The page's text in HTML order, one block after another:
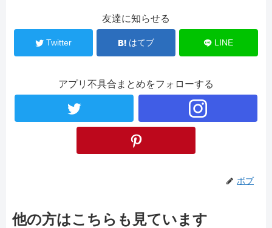
友達に知らせる
Twitter はてブ LINE
アプリ不具合まとめをフォローする
ボブ
他の方はこちらも見ています